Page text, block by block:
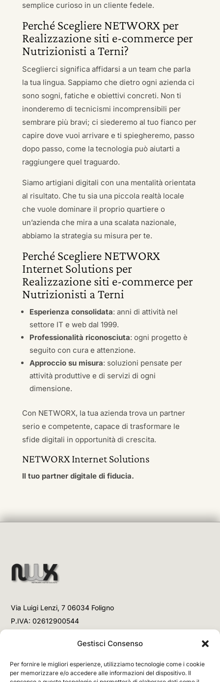
Gestisci Consenso
Per fornire le migliori esperienze, utilizziamo tecnologie come i cookie
per memorizzare e/o accedere alle informazioni del dispositivo. Il
semplice curioso in un cliente fedele.
Perché Scegliere NETWORX per
Realizzazione siti e-commerce per
Nutrizionisti a Terni?
Sceglierci significa affidarsi a un team che parla
la tua lingua. Sappiamo che dietro ogni azienda ci
sono sogni, fatiche e obiettivi concreti. Non ti
inonderemo di tecnicismi incomprensibili per
sembrare più bravi; ci siederemo al tuo fianco per
capire dove vuoi arrivare e ti spiegheremo, passo
dopo passo, come la tecnologia può aiutarti a
raggiungere quel traguardo.
Siamo artigiani digitali con una mentalità orientata
al risultato. Che tu sia una piccola realtà locale
che vuole dominare il proprio quartiere o
un’azienda che mira a una scalata nazionale,
abbiamo la strategia su misura per te.
Perché Scegliere NETWORX
Internet Solutions per
Realizzazione siti e-commerce per
Nutrizionisti a Terni
Esperienza consolidata: anni di attività nel
settore IT e web dal 1999.
Professionalità riconosciuta: ogni progetto è
seguito con cura e attenzione.
Approccio su misura: soluzioni pensate per
attività produttive e di servizi di ogni
dimensione.
Con NETWORX, la tua azienda trova un partner
serio e competente, capace di trasformare le
sfide digitali in opportunità di crescita.
NETWORX Internet Solutions
Il tuo partner digitale di fiducia.
Via Luigi Lenzi, 7 06034 Foligno
P.IVA: 02612900544
+39 3477853708 (Chiamata)